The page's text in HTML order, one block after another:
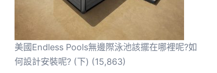
美國Endless Pools無邊際泳池該擺在哪裡呢?如
何設計安裝呢? (下) (15,863)